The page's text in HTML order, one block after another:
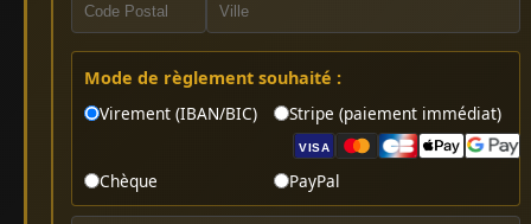
Mode de règlement souhaité :
Virement (IBAN/BIC)
Stripe (paiement immédiat)
VISA
Chèque PayPal